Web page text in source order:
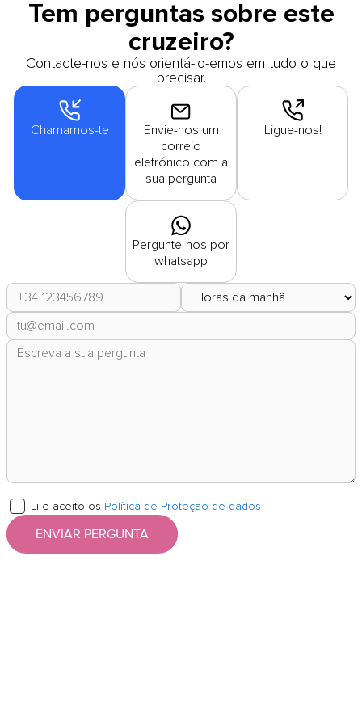
Tem perguntas sobre este
cruzeiro?
Contacte-nos e nós orientá-lo-emos em tudo o que
precisar.
Chamamos-te
Envie-nos um
correio
eletrónico com a
sua pergunta
Ligue-nos!
Pergunte-nos por
whatsapp
Li e aceito os Política de Proteção de dados
ENVIAR PERGUNTA